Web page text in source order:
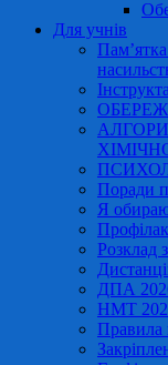
Для учнів
Поради
Я
Розклад
ДПА
НМТ
Правила